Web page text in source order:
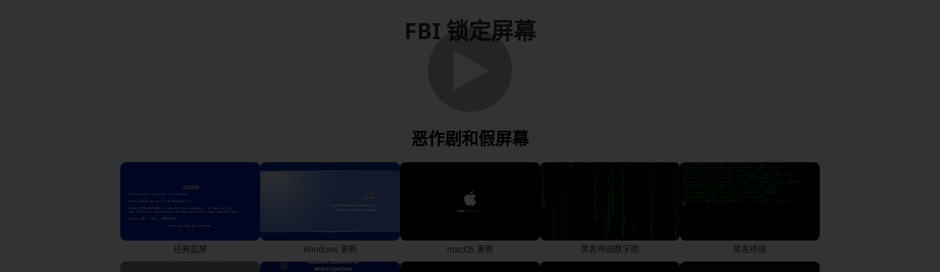
FBI 锁定屏幕
恶作剧和假屏幕
经典蓝屏 Windows 更新 macOS 更新 黑客帝国数字雨 黑客终端